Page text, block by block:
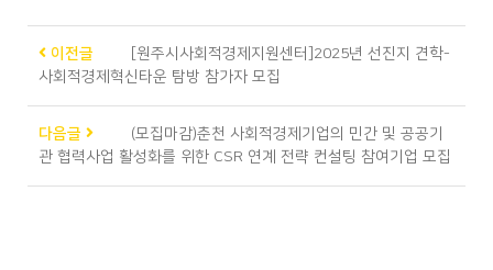
이전글
[원주시사회적경제지원센터]2025년 선진지 견학-
사회적경제혁신타운 탐방 참가자 모집
다음글
(모집마감)춘천 사회적경제기업의 민간 및 공공기
관 협력사업 활성화를 위한 CSR 연계 전략 컨설팅 참여기업 모집